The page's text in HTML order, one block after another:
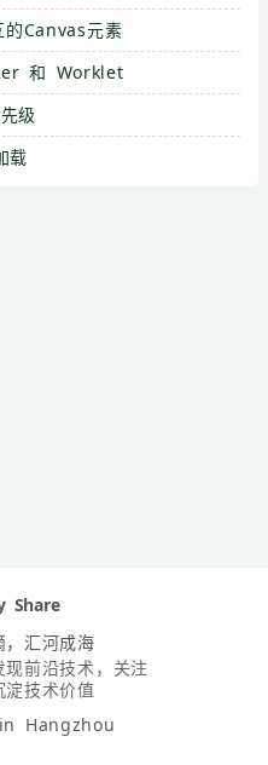
Canvas元素
和 Worklet
级
载
Share
，汇河成海
前沿技术，关注
技术价值
in Hangzhou